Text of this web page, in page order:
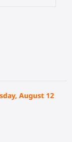
August 12